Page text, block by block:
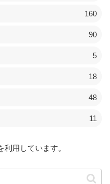
160
90
5
18
48
11
用しています。